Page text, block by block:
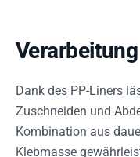
Dank des PP-Liners
Zuschneiden und
Kombination aus
Klebmasse